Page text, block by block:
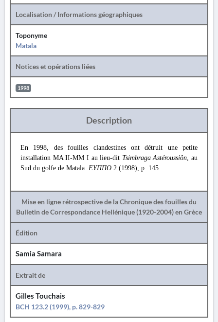
Localisation / Informations géographiques
Toponyme
Matala
Notices et opérations liées
1998
Description
En 1998, des fouilles clandestines ont détruit une petite
installation MA II-MM I au lieu-dit Tsimbraga Astéroussiôn, au
Sud du golfe de Matala. ΕΥΠΠΟ 2 (1998), p. 145.
Mise en ligne rétrospective de la Chronique des fouilles du
Bulletin de Correspondance Hellénique (1920-2004) en Grèce
Édition
Samia Samara
Extrait de
Gilles Touchais
BCH 123.2 (1999), p. 829-829